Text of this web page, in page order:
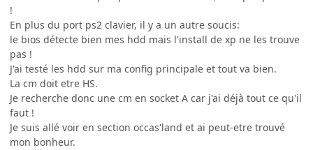
!
En plus du port ps2 clavier, il y a un autre soucis:
le bios détecte bien mes hdd mais l'install de xp ne les trouve
pas !
J'ai testé les hdd sur ma config principale et tout va bien.
La cm doit etre HS.
Je recherche donc une cm en socket A car j'ai déjà tout ce qu'il
faut !
Je suis allé voir en section occas'land et ai peut-etre trouvé
mon bonheur.